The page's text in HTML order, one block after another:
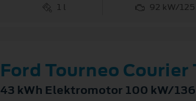
1 l 92 kW/125
Ford Tourneo Courier
43 kWh Elektromotor 100 kW/